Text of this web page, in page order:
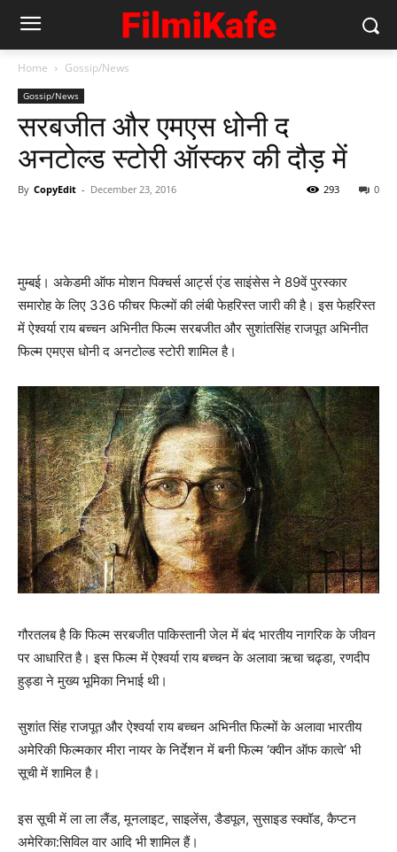
Home Gossip/News
Gossip/News
सरबजीत और एमएस धोनी द
अनटोल्‍ड स्‍टोरी ऑस्‍कर की दौड़ में
By CopyEdit - December 23, 2016 0
293
मुम्‍बई। अकेडमी ऑफ मोशन पिक्‍चर्स आर्ट्स एंड साइंसेस ने 89वें पुरस्‍कार
समारोह के लिए 336 फीचर फिल्मों की लंबी फेहरिस्‍त जारी की है। इस फेहरिस्‍त
में ऐश्‍वर्या राय बच्‍चन अभिनीत फिल्‍म सरबजीत और सुशांतसिंह राजपूत अभिनीत
फिल्‍म एमएस धोनी द अनटोल्‍ड स्‍टोरी शामिल है।
गौरतलब है कि फिल्‍म सरबजीत पाकिस्‍तानी जेल में बंद भारतीय नागरिक के जीवन
पर आधारित है। इस फिल्‍म में ऐश्‍वर्या राय बच्‍चन के अलावा ऋचा चढ्डा, रणदीप
हुड्डा ने मुख्‍य भूमिका निभाई थी।
सुशांत सिंह राजपूत और ऐश्‍वर्या राय बच्‍चन अभिनीत फिल्मों के अलावा भारतीय
अमेरिकी फिल्मकार मीरा नायर के निर्देशन में बनी फिल्म ‘क्वीन ऑफ कात्वे’ भी
सूची में शामिल है।
इस सूची में ला ला लैंड, मूनलाइट, साइलेंस, डैडपूल, सुसाइड स्‍क्वॉड, कैप्‍टन
अमेरिका:सिविल वार आदि भी शामिल हैं।